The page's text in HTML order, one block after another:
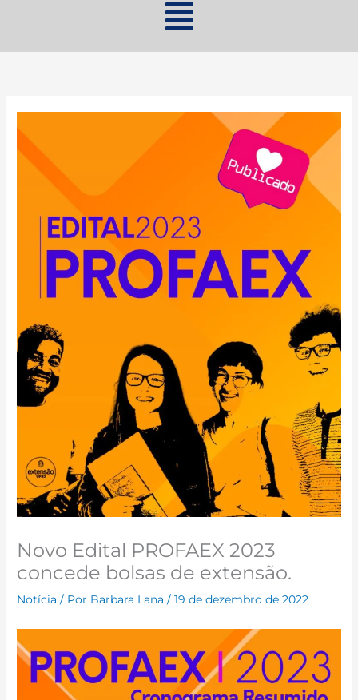
Novo Edital PROFAEX 2023
concede bolsas de extensão.
Notícia / Por Barbara Lana/19 de dezembro de 2022